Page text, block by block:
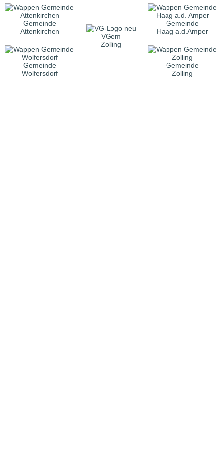
Gemeinde
Attenkirchen
VGem
Zolling
Gemeinde
Haag a.d.Amper
Gemeinde
Wolfersdorf
Gemeinde
Zolling